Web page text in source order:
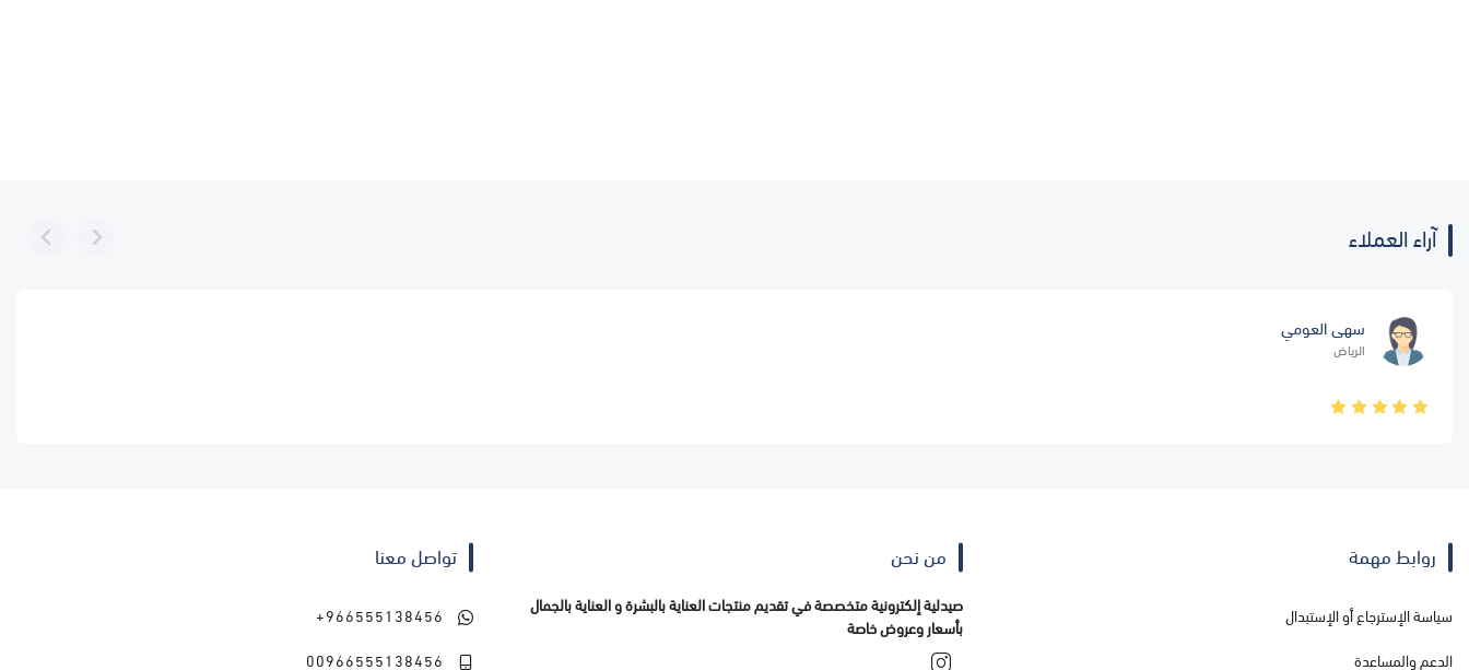
آراء العملاء
سهى العومي
الرياض
روابط مهمة
سياسة الإسترجاع أو الإستبدال
الدعم والمساعدة
من نحن
صيدلية إلكترونية متخصصة في تقديم منتجات العناية بالبشرة و العناية بالجمال
بأسعار وعروض خاصة
تواصل معنا
+966555138456
00966555138456